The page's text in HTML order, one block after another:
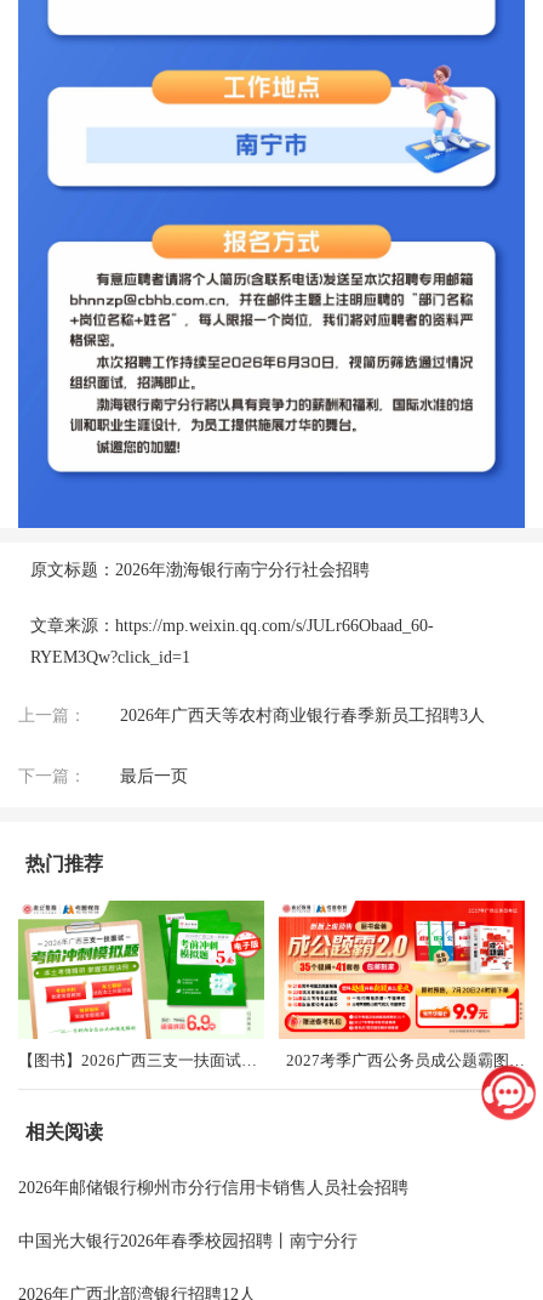
原文标题：2026年渤海银行南宁分行社会招聘
文章来源：https://mp.weixin.qq.com/s/JULr66Obaad_60-
RYEM3Qw?click_id=1
上一篇： 2026年广西天等农村商业银行春季新员工招聘3人
下一篇： 最后一页
热门推荐
【图书】2026广西三支一扶面试考前冲刺卷（共5套） 2027考季广西公务员成公题霸图书礼盒2.0
相关阅读
2026年邮储银行柳州市分行信用卡销售人员社会招聘
中国光大银行2026年春季校园招聘丨南宁分行
2026年广西北部湾银行招聘12人